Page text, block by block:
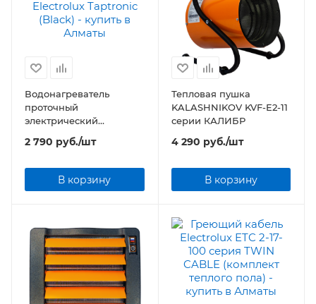
Водонагреватель
проточный
электрический
Electrolux Taptronic
(Black)
2 790 руб./шт
В корзину
Тепловая пушка
KALASHNIKOV KVF-E2-11
серии КАЛИБР
4 290 руб./шт
В корзину